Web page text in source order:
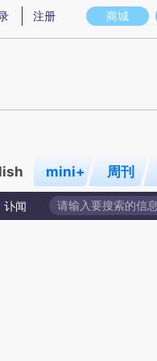
意图存在偏差。不代表财新观
商城
注册
mini+ 周刊
讣闻